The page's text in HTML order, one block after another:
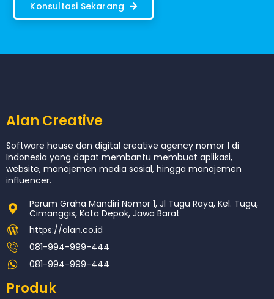
Konsultasi Sekarang
Alan Creative
Software house dan digital creative agency nomor 1 di
Indonesia yang dapat membantu membuat aplikasi,
website, manajemen media sosial, hingga manajemen
influencer.
Perum Graha Mandiri Nomor 1, Jl Tugu Raya, Kel. Tugu,
Cimanggis, Kota Depok, Jawa Barat
https://alan.co.id
081-994-999-444
081-994-999-444
Produk